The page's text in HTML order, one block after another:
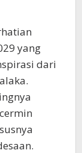
yang
dari